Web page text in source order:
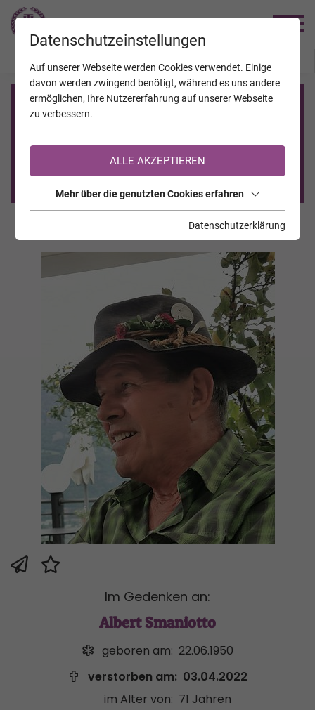
Registrierung auf TrauerHilfe.it
Sie sind noch nicht auf TrauerHilfe.it registriert?
>> zur kostenlosen Registrierung <<
Im Gedenken an:
Albert Smaniotto
geboren am: 22.06.1950
verstorben am: 03.04.2022
im Alter von: 71 Jahren
Datenschutzeinstellungen
Auf unserer Webseite werden Cookies verwendet. Einige
davon werden zwingend benötigt, während es uns andere
ermöglichen, Ihre Nutzererfahrung auf unserer Webseite
zu verbessern.
ALLE AKZEPTIEREN
Mehr über die genutzten Cookies erfahren
Datenschutzerklärung
JAHRESTAGE KALENDER VERSTORBENE